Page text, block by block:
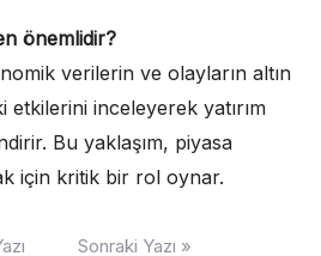
önemlidir?
verilerin ve olayların altın
etkilerini inceleyerek yatırım
Bu yaklaşım, piyasa
için kritik bir rol oynar.
Sonraki Yazı »